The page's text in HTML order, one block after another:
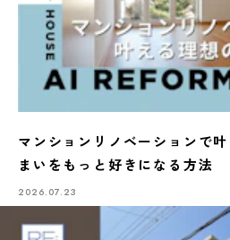
マンションリノベーションで
まいをもっと好きになる方法
2026.07.23